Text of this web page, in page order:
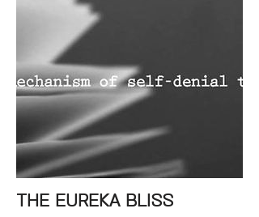
THE EUREKA BLISS